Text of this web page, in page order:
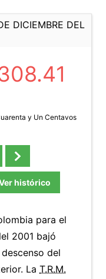
DICIEMBRE DEL
y Un Centavos
histórico
para el
2001 bajó
del
La T.R.M.